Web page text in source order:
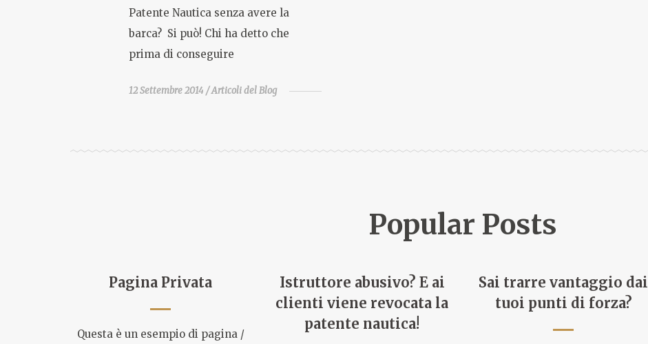
Patente Nautica senza avere la
barca? Si può! Chi ha detto che
prima di conseguire
12 Settembre 2014 Articoli del Blog
Popular Posts
Pagina Privata
Questa è un esempio di pagina /
Istruttore abusivo? E ai
clienti viene revocata la
patente nautica!
Sai trarre vantaggio dai
tuoi punti di forza?